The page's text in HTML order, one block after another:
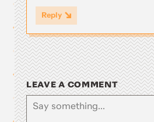
Reply
LEAVE A COMMENT